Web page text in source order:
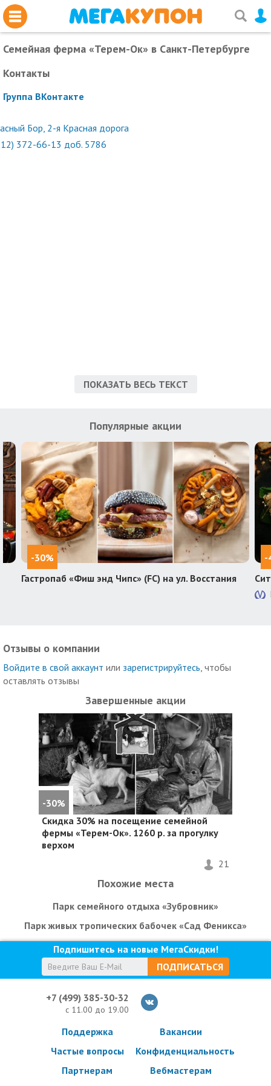
Семейная ферма «Терем-Ок» в Санкт-Петербурге
Контакты
Группа ВКонтакте
Бор, 2-я Красная дорога
372-66-13 доб. 5786
ПОКАЗАТЬ ВЕСЬ ТЕКСТ
Популярные акции
-30%
Гастропаб «Фиш энд Чипс» (FC) на ул. Восстания
-
Отзывы о компании
Войдите в свой аккаунт или зарегистрируйтесь , чтобы
оставлять отзывы
Завершенные акции
-30%
Скидка 30% на посещение семейной
фермы «Терем-Ок». 1260 р. за прогулку
верхом
21
Похожие места
Парк семейного отдыха «Зубровник»
Парк живых тропических бабочек «Сад Феникса»
Подпишитесь на новые МегаСкидки!
ПОДПИСАТЬСЯ
+7 (499) 385-30-32
с 11.00 до 19.00
Поддержка
Частые вопросы
Партнерам
Вакансии
Конфиденциальность
Вебмастерам